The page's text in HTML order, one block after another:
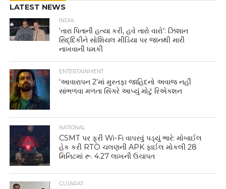
LATEST NEWS
INDIA
‘તારા પિતાની હત્યા કરી, હવે તારો વારો’: ઝિશાન
સિદ્દિકીને સોશિયલ મીડિયા પર જાનથી મારી
નાખવાની ધમકી
ENTERTAINMENT
‘આવારાપન 2’માં મુસ્તફા જાહિદનો અવાજ નહીં
સાંભળવા મળતા સિંગરે આપ્યું મોટું રિએક્શન
NATIONAL
CSMT પર ફ્રી Wi-Fi વાપરવું પડ્યું ભારે: મોબાઈલ
હેક કરી RTO ચલણની APK ફાઈલ મોકલી 28
મિનિટમાં રૂ. 4.27 લાખની ઉચાપત
GUJARAT